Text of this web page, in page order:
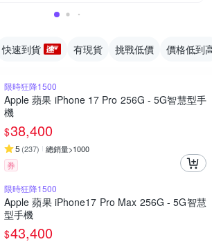
快速到貨 有現貨 挑戰低價 價格低到
限時狂降1500
Apple 蘋果 iPhone 17 Pro 256G - 5G智慧型手
機
$38,400
5 (237) 總銷量>1000
券
限時狂降1500
Apple 蘋果 iPhone17 Pro Max 256G - 5G智慧
型手機
$43,400